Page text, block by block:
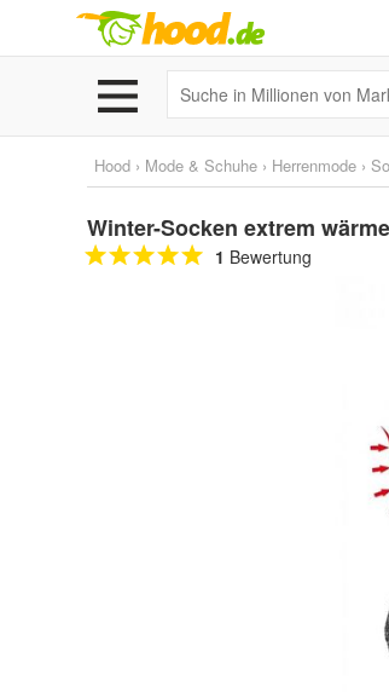
Hood › Mode & Schuhe › Herrenmode ›
Winter-Socken extrem
1 Bewertung